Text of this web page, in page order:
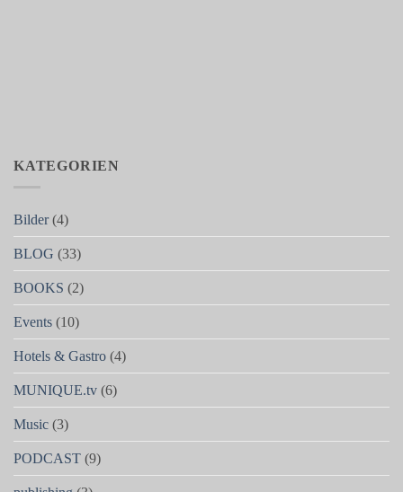
KATEGORIEN
Bilder(4)
BLOG (33)
BOOKS (2)
Events (10)
Hotels & Gastro (4)
MUNIQUE.tv (6)
Music (3)
PODCAST (9)